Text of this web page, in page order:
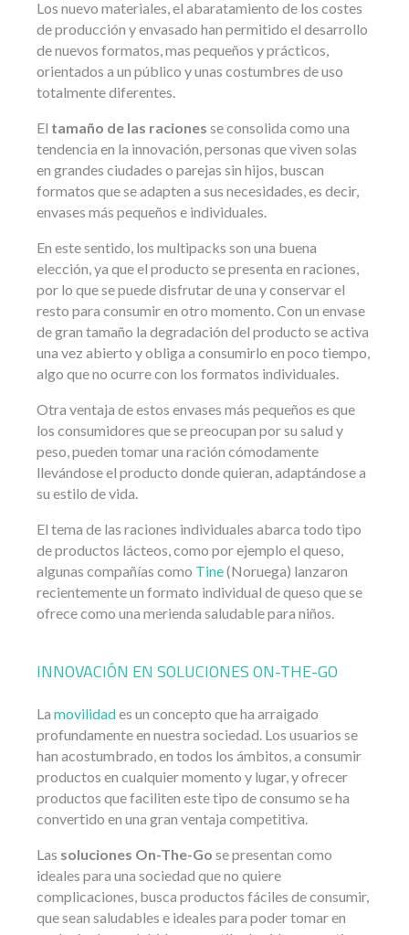
Los nuevo materiales, el abaratamiento de los costes
de producción y envasado han permitido el desarrollo
de nuevos formatos, mas pequeños y prácticos,
orientados a un público y unas costumbres de uso
totalmente diferentes.
El tamaño de las raciones se consolida como una
tendencia en la innovación, personas que viven solas
en grandes ciudades o parejas sin hijos, buscan
formatos que se adapten a sus necesidades, es decir,
envases más pequeños e individuales.
En este sentido, los multipacks son una buena
elección, ya que el producto se presenta en raciones,
por lo que se puede disfrutar de una y conservar el
resto para consumir en otro momento. Con un envase
de gran tamaño la degradación del producto se activa
una vez abierto y obliga a consumirlo en poco tiempo,
algo que no ocurre con los formatos individuales.
Otra ventaja de estos envases más pequeños es que
los consumidores que se preocupan por su salud y
peso, pueden tomar una ración cómodamente
llevándose el producto donde quieran, adaptándose a
su estilo de vida.
El tema de las raciones individuales abarca todo tipo
de productos lácteos, como por ejemplo el queso,
algunas compañías como Tine(Noruega) lanzaron
recientemente un formato individual de queso que se
ofrece como una merienda saludable para niños.
INNOVACIÓN EN SOLUCIONES ON-THE-GO
La movilidades un concepto que ha arraigado
profundamente en nuestra sociedad. Los usuarios se
han acostumbrado, en todos los ámbitos, a consumir
productos en cualquier momento y lugar, y ofrecer
productos que faciliten este tipo de consumo se ha
convertido en una gran ventaja competitiva.
Las soluciones On-The-Go se presentan como
ideales para una sociedad que no quiere
complicaciones, busca productos fáciles de consumir,
que sean saludables e ideales para poder tomar en